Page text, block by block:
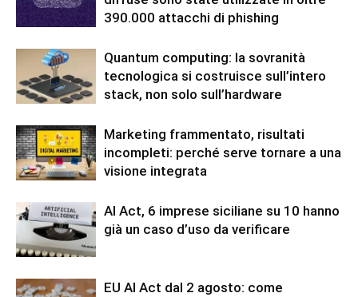
390.000 attacchi di phishing
Quantum computing: la sovranità
tecnologica si costruisce sull’intero
stack, non solo sull’hardware
Marketing frammentato, risultati
incompleti: perché serve tornare a una
visione integrata
AI Act, 6 imprese siciliane su 10 hanno
già un caso d’uso da verificare
EU AI Act dal 2 agosto: come